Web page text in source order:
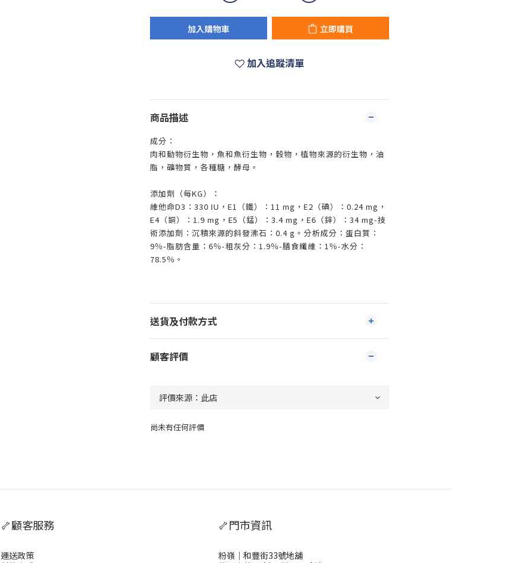
加入購物車 立即購買
加入追蹤清單
商品描述
成分：
肉和動物衍生物，魚和魚衍生物，穀物，植物來源的衍生物，油
脂，礦物質，各種糖，酵母。
添加劑（每KG）：
維他命D3：330 IU，E1（鐵）：11 mg，E2（碘）：0.24 mg，
E4（銅）：1.9 mg，E5（錳）：3.4 mg，E6（鋅）：34 mg-技
術添加劑：沉積來源的斜發沸石：0.4 g。分析成分：蛋白質：
9％-脂肪含量：6％-粗灰分：1.9％-膳食纖維：1％-水分：
78.5％。
送貨及付款方式
顧客評價
尚未有任何評價
🦴顧客服務
運送政策
🦴門市資訊
粉嶺｜和豐街33號地舖